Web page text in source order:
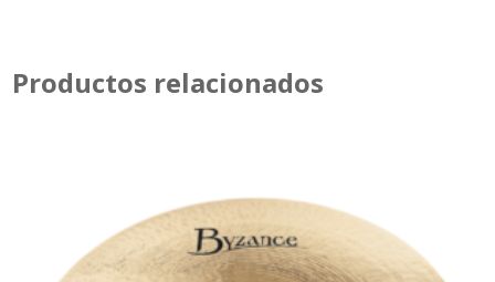
Productos relacionados